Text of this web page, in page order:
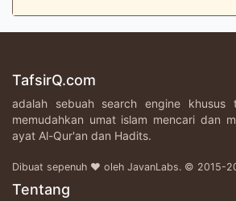
TafsirQ.com
adalah sebuah search engine khusus
memudahkan umat islam mencari dan
ayat Al-Qur'an dan Hadits.
Dibuat sepenuh ♥ oleh JavanLabs. © 2015-
Tentang